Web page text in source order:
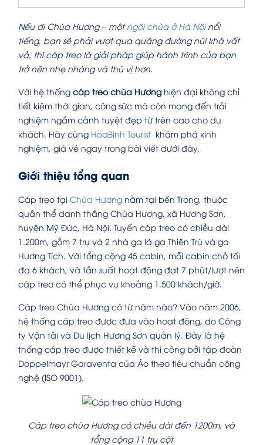
Nếu đi Chùa Hương – mộtngôi chùa ở Hà Nộinổi
tiếng, bạn sẽ phải vượt qua quãng đường núi khá vất
vả, thì cáp treo là giải pháp giúp hành trình của bạn
trở nên nhẹ nhàng và thú vị hơn.
Với hệ thống cáp treo chùa Hương hiện đại không chỉ
tiết kiệm thời gian, công sức mà còn mang đến trải
nghiệm ngắm cảnh tuyệt đẹp từ trên cao cho du
khách. Hãy cùng HoaBinh Tourist khám phá kinh
nghiệm, giá vé ngay trong bài viết dưới đây.
Giới thiệu tổng quan
Cáp treo tại Chùa Hương nằm tại bến Trong, thuộc
quần thể danh thắng Chùa Hương, xã Hương Sơn,
huyện Mỹ Đức, Hà Nội. Tuyến cáp treo có chiều dài
1.200m, gồm 7 trụ và 2 nhà ga là ga Thiên Trù và ga
Hương Tích. Với tổng cộng 45 cabin, mỗi cabin chở tối
đa 6 khách, và tần suất hoạt động đạt 7 phút/lượt nên
cáp treo có thể phục vụ khoảng 1.500 khách/giờ.
Cáp treo Chùa Hương có từ năm nào? Vào năm 2006,
hệ thống cáp treo được đưa vào hoạt động, do Công
ty Vận tải và Du lịch Hương Sơn quản lý. Đây là hệ
thống cáp treo được thiết kế và thi công bởi tập đoàn
Doppelmayr Garaventa của Áo theo tiêu chuẩn công
nghệ (ISO 9001).
Cáp treo chùa Hương có chiều dài đến 1200m, và
tổng cộng 11 trụ cột